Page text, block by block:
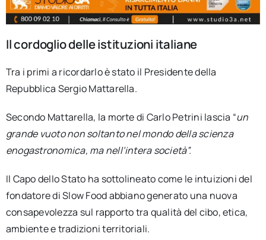
Il cordoglio delle istituzioni italiane
Tra i primi a ricordarlo è stato il Presidente della
Repubblica Sergio Mattarella.
Secondo Mattarella, la morte di Carlo Petrini lascia “un
grande vuoto non soltanto nel mondo della scienza
enogastronomica, ma nell’intera società”.
Il Capo dello Stato ha sottolineato come le intuizioni del
fondatore di Slow Food abbiano generato una nuova
consapevolezza sul rapporto tra qualità del cibo, etica,
ambiente e tradizioni territoriali.